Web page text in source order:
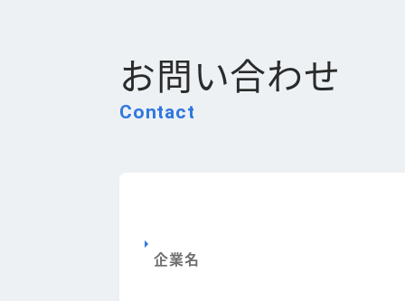
Contact
お問い合わせ
企業名